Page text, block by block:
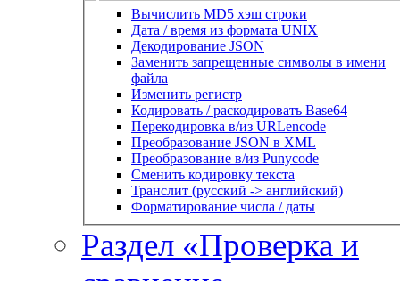
Вычислить MD5 хэш строки
Дата / время из формата UNIX
Декодирование JSON
Заменить запрещенные символы в имени
файла
Изменить регистр
Кодировать / раскодировать Base64
Перекодировка в/из URLencode
Преобразование JSON в XML
Преобразование в/из Punycode
Сменить кодировку текста
Транслит (русский -> английский)
Форматирование числа / даты
Раздел «Проверка и